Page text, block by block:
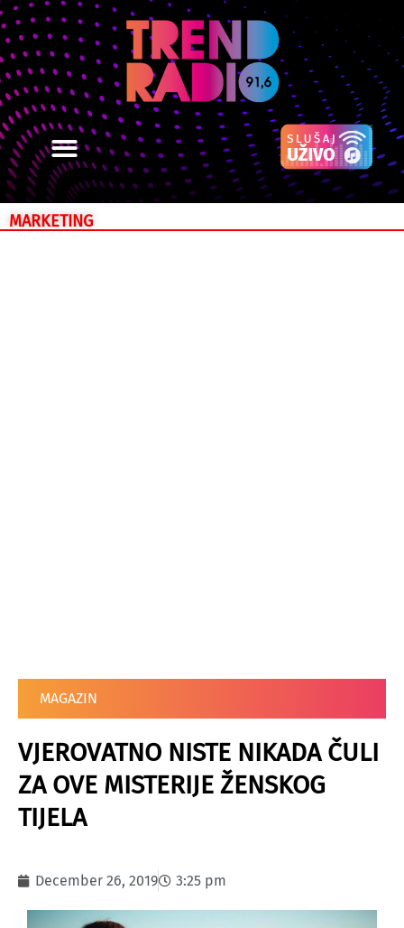
MARKETING
MAGAZIN
VJEROVATNO NISTE NIKADA ČULI
ZA OVE MISTERIJE ŽENSKOG
TIJELA
December 26, 2019 3:25 pm